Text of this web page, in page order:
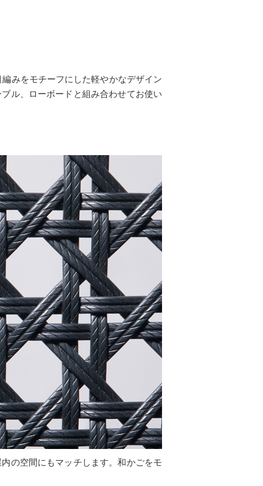
みをモチーフにした軽やかなデザイン
ル、ローボードと組み合わせてお使い
の空間にもマッチします。和かごをモ